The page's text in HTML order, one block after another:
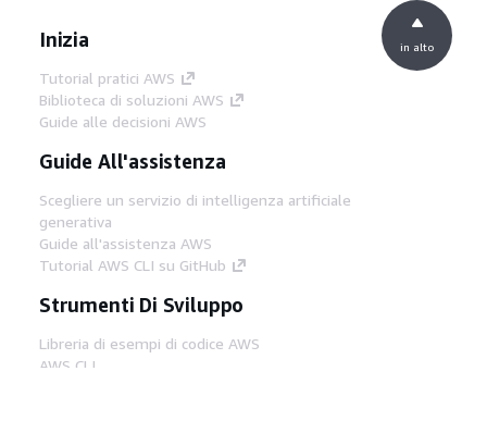
Inizia
Tutorial pratici AWS
Biblioteca di soluzioni AWS
Guide alle decisioni AWS
Guide All'assistenza
Scegliere un servizio di intelligenza artificiale
generativa
Guide all'assistenza AWS
Tutorial AWS CLI su GitHub
Strumenti Di Sviluppo
Libreria di esempi di codice AWS
AWS CLI
in alto